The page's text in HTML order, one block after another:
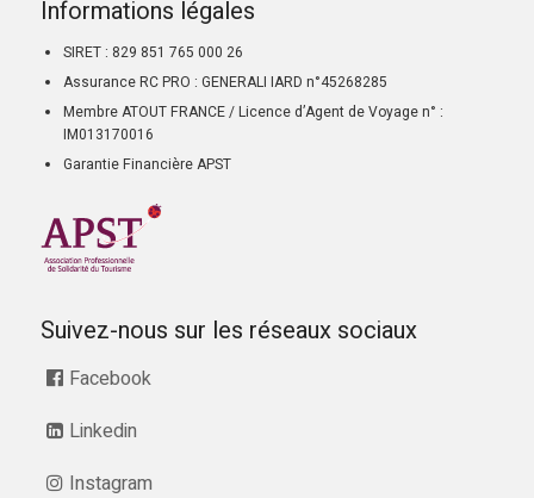
Informations légales
SIRET : 829 851 765 000 26
Assurance RC PRO : GENERALI IARD n°45268285
Membre ATOUT FRANCE / Licence d’Agent de Voyage n° :
IM013170016
Garantie Financière APST
Suivez-nous sur les réseaux sociaux
Facebook
Linkedin
Instagram